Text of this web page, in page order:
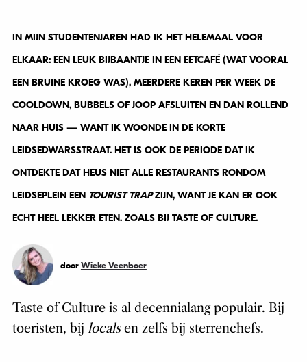
IN MIJN STUDENTENJAREN HAD IK HET HELEMAAL VOOR
ELKAAR: EEN LEUK BIJBAANTJE IN EEN EETCAFÉ (WAT VOORAL
EEN BRUINE KROEG WAS), MEERDERE KEREN PER WEEK DE
COOLDOWN, BUBBELS OF JOOP AFSLUITEN EN DAN ROLLEND
NAAR HUIS — WANT IK WOONDE IN DE KORTE
LEIDSEDWARSSTRAAT. HET IS OOK DE PERIODE DAT IK
ONTDEKTE DAT HEUS NIET ALLE RESTAURANTS RONDOM
LEIDSEPLEIN EEN TOURIST TRAPZIJN, WANT JE KAN ER OOK
ECHT HEEL LEKKER ETEN. ZOALS BIJ TASTE OF CULTURE.
door Wieke Veenboer
Taste of Culture is al decennialang populair. Bij
toeristen, bij localsen zelfs bij sterrenchefs.